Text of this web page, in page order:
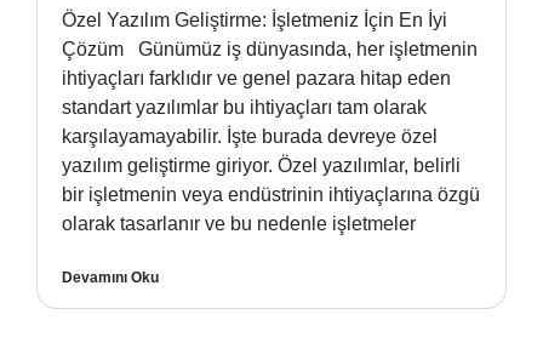
Özel Yazılım Geliştirme: İşletmeniz İçin En İyi
Çözüm Günümüz iş dünyasında, her işletmenin
ihtiyaçları farklıdır ve genel pazara hitap eden
standart yazılımlar bu ihtiyaçları tam olarak
karşılayamayabilir. İşte burada devreye özel
yazılım geliştirme giriyor. Özel yazılımlar, belirli
bir işletmenin veya endüstrinin ihtiyaçlarına özgü
olarak tasarlanır ve bu nedenle işletmeler
Devamını Oku